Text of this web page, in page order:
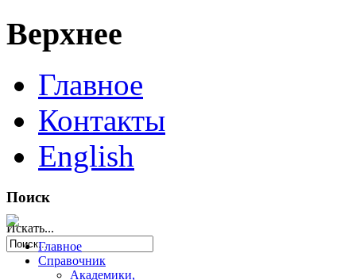
Верхнее
Главное
Контакты
English
Поиск
Искать...
Главное
Справочник
Академики,